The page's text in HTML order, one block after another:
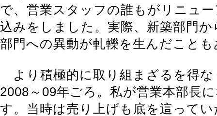
で、営業スタッフの誰もがリニュ
込みをしました。実際、新築部門
部門への異動が軋轢を生んだこと
より積極的に取り組まざるを得な
2008～09年ごろ。私が営業本部長
す。当時は売り上げも底を這って